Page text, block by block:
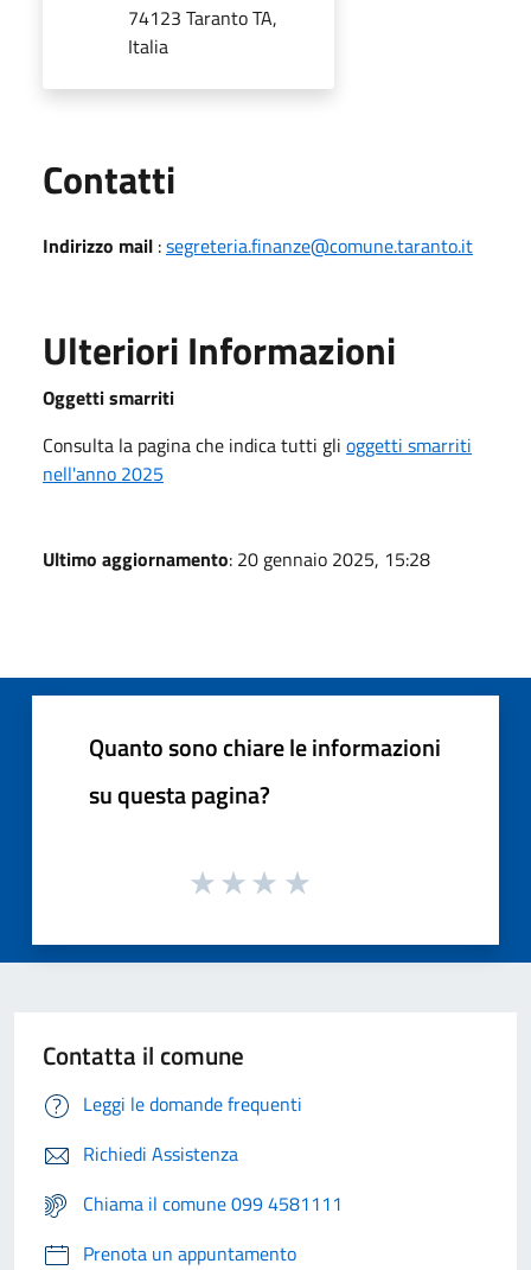
74123 Taranto TA,
Italia
Contatti
Indirizzo mail :segreteria.finanze@comune.taranto.it
Ulteriori Informazioni
Oggetti smarriti
Consulta la pagina che indica tutti gli oggetti smarriti
nell'anno 2025
Ultimo aggiornamento: 20 gennaio 2025, 15:28
Quanto sono chiare le informazioni
su questa pagina?
Contatta il comune
Leggi le domande frequenti
Richiedi Assistenza
Chiama il comune 099 4581111
Prenota un appuntamento